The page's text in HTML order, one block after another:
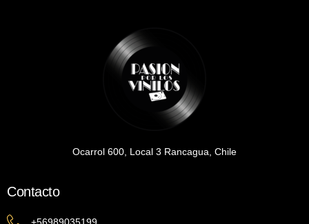
Ocarrol 600, Local 3 Rancagua, Chile
Contacto
+56989035199